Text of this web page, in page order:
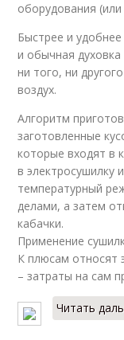
оборудования (или
Быстрее и
и обычная
ни того, ни
воздух.
Алгоритм
заготовленные
которые входят в
в электросушилку
температурный
делами, а затем
кабачки.
Применение
К плюсам относят
– затраты на сам
Читать